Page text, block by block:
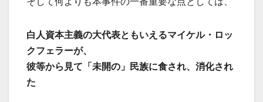
白人資本主義の大代表ともいえるマイケル・ロッ
クフェラーが、
彼等から見て「未開の」民族に食され、消化され
た